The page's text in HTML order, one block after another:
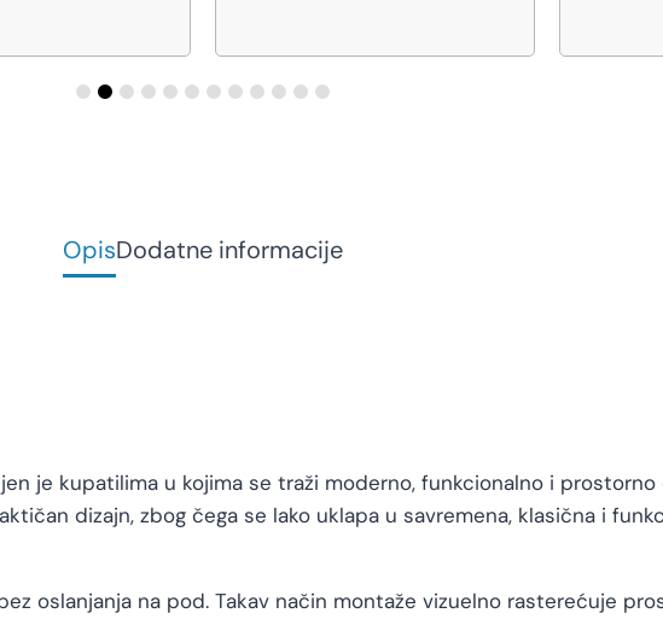
OpisDodatne informacije
je kupatilima u kojima se traži moderno, funkcionalno i prostorno
dizajn, zbog čega se lako uklapa u savremena, klasična i
oslanjanja na pod. Takav način montaže vizuelno rasterećuje